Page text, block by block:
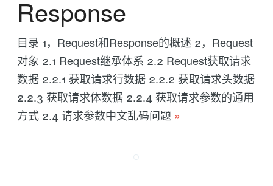
Response
目录 1，Request和Response的概述 2，Request
对象 2.1 Request继承体系 2.2 Request获取请求
数据 2.2.1 获取请求行数据 2.2.2 获取请求头数据
2.2.3 获取请求体数据 2.2.4 获取请求参数的通用
方式 2.4 请求参数中文乱码问题 »